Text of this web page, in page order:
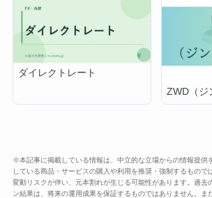
ダイレクトレート
ZWD（ジ
※本記事に掲載している情報は、中立的な立場からの情報提供
している商品・サービスの購入や利用を推奨・強制するもので
変動リスクが伴い、元本割れが生じる可能性があります。過去
ン結果は、将来の運用成果を保証するものではありません。ま